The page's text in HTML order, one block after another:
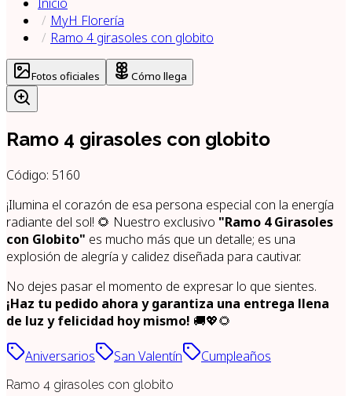
MyH Florería
Ramo 4 girasoles con globito
Fotos oficiales Cómo llega
Ramo 4 girasoles con globito
Código: 5160
¡Ilumina el corazón de esa persona especial con la energía
radiante del sol! 🌻 Nuestro exclusivo "Ramo 4 Girasoles
con Globito" es mucho más que un detalle; es una
explosión de alegría y calidez diseñada para cautivar.
No dejes pasar el momento de expresar lo que sientes.
¡Haz tu pedido ahora y garantiza una entrega llena
de luz y felicidad hoy mismo! 🚚💖🌻
Aniversarios San Valentín Cumpleaños
Ramo 4 girasoles con globito